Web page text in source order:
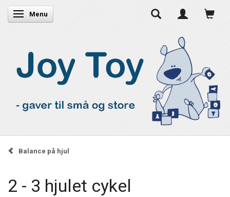
Skifte navigation
Menu
Balance på hjul
2 - 3 hjulet cykel